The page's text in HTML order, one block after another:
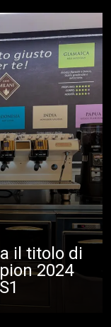
il titolo di
2024